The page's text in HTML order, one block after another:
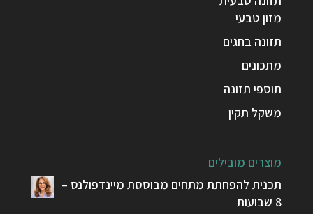
מזון טבעי
תזונה בחגים
מתכונים
תוספי תזונה
משקל תקין
מוצרים מובילים
תכנית להפחתת מתחים מבוססת מיינדפולנס –
8 שבועות